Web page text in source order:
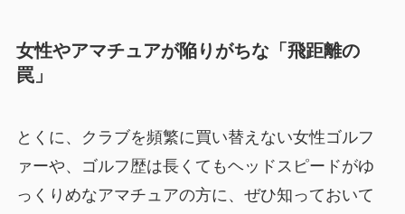
女性やアマチュアが陥りがちな「飛距離の
罠」
とくに、クラブを頻繁に買い替えない女性ゴルフ
ァーや、ゴルフ歴は長くてもヘッドスピードがゆ
っくりめなアマチュアの方に、ぜひ知っておいて